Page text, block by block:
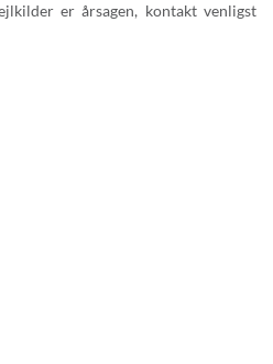
er årsagen, kontakt venligst